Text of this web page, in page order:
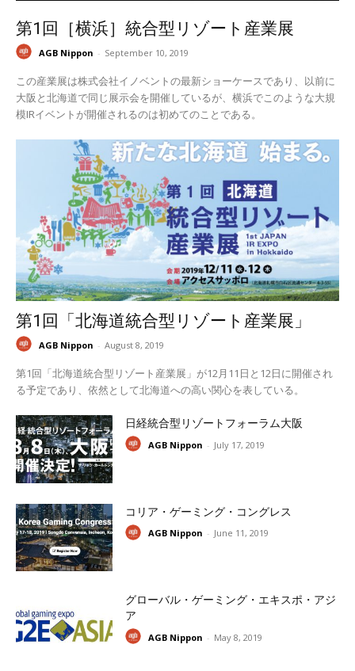
第1回［横浜］統合型リゾート産業展
AGB Nippon - September 10, 2019
この産業展は株式会社イノベントの最新ショーケースであり、以前に
大阪と北海道で同じ展示会を開催しているが、横浜でこのような大規
模IRイベントが開催されるのは初めてのことである。
第1回「北海道統合型リゾート産業展」
AGB Nippon - August 8, 2019
第1回「北海道統合型リゾート産業展」が12月11日と12日に開催され
る予定であり、依然として北海道への高い関心を表している。
日経統合型リゾートフォーラム大阪
AGB Nippon - July 17, 2019
コリア・ゲーミング・コングレス
AGB Nippon - June 11, 2019
グローバル・ゲーミング・エキスポ・アジ
ア
AGB Nippon - May 8, 2019